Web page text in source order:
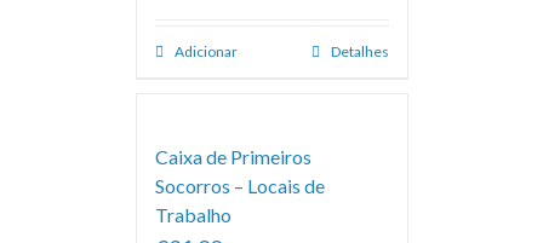
Adicionar Detalhes
Caixa de Primeiros
Socorros – Locais de
Trabalho